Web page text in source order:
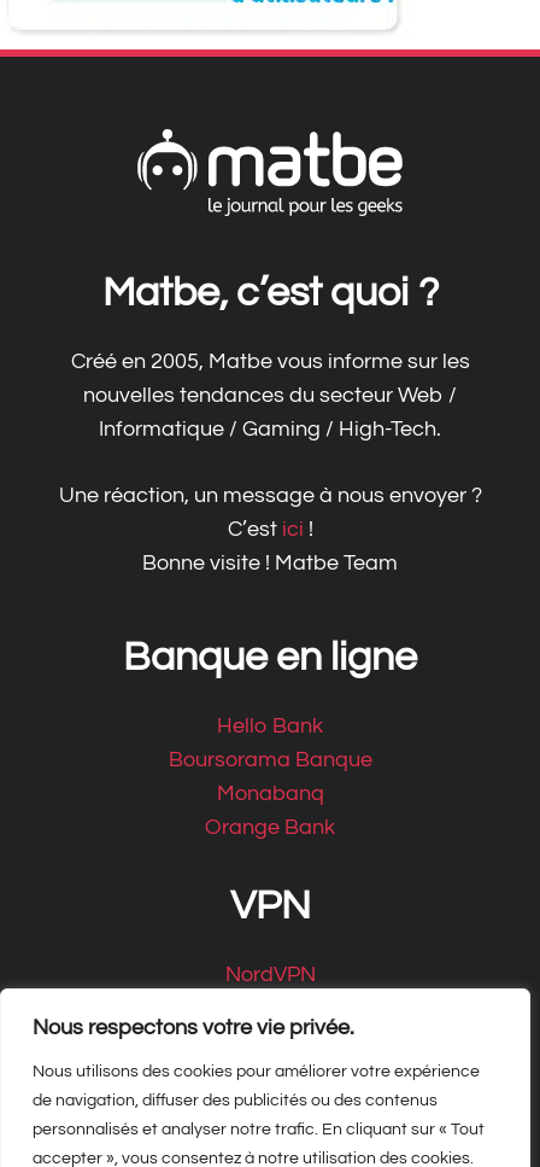
Nous respectons votre vie privée.
Nous utilisons des cookies pour améliorer votre expérience
de navigation, diffuser des publicités ou des contenus
personnalisés et analyser notre trafic. En cliquant sur « Tout
accepter », vous consentez à notre utilisation des cookies.
Matbe, c’est quoi ?
Créé en 2005, Matbe vous informe sur les
nouvelles tendances du secteur Web /
Informatique / Gaming / High-Tech.
Une réaction, un message à nous envoyer ?
C’est ici !
Bonne visite ! Matbe Team
Banque en ligne
Hello Bank
Boursorama Banque
Monabanq
Orange Bank
VPN
NordVPN
Copyright Matbe.com 2026, tous droits